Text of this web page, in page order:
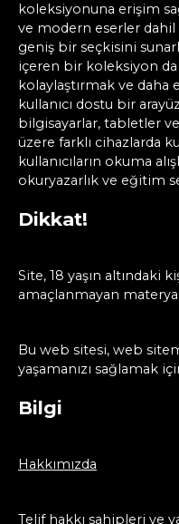
koleksiyonuna erişim
ve modern eserler
geniş bir seçkisini
içeren bir koleksiyon
kolaylaştırmak ve
kullanıcı dostu bir
bilgisayarlar, tabletler
üzere farklı cihazlarda
kullanıcıların okuma
okuryazarlık ve eğitim
Dikkat!
Site, 18 yaşın altındaki
amaçlanmayan
Bu web sitesi, web
yaşamanızı sağlamak
Bilgi
Hakkımızda
Telif hakkı sahipleri ve